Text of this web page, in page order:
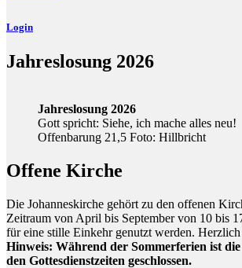
Login
Jahreslosung 2026
Jahreslosung 2026
Gott spricht: Siehe, ich mache alles neu!
Offenbarung 21,5 Foto: Hillbricht
Offene Kirche
Die Johanneskirche gehört zu den offenen
Zeitraum von April bis September von 10 bis
für eine stille Einkehr genutzt werden.
Hinweis: Während der Sommerferien ist
den Gottesdienstzeiten geschlossen.